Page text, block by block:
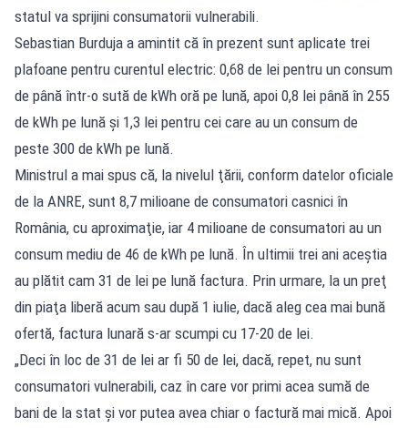
statul va sprijini consumatorii vulnerabili.
Sebastian Burduja a amintit că în prezent sunt aplicate trei
plafoane pentru curentul electric: 0,68 de lei pentru un consum
de până într-o sută de kWh oră pe lună, apoi 0,8 lei până în 255
de kWh pe lună şi 1,3 lei pentru cei care au un consum de
peste 300 de kWh pe lună.
Ministrul a mai spus că, la nivelul ţării, conform datelor oficiale
de la ANRE, sunt 8,7 milioane de consumatori casnici în
România, cu aproximaţie, iar 4 milioane de consumatori au un
consum mediu de 46 de kWh pe lună. În ultimii trei ani aceștia
au plătit cam 31 de lei pe lună factura. Prin urmare, la un preţ
din piaţa liberă acum sau după 1 iulie, dacă aleg cea mai bună
ofertă, factura lunară s-ar scumpi cu 17-20 de lei.
„Deci în loc de 31 de lei ar fi 50 de lei, dacă, repet, nu sunt
consumatori vulnerabili, caz în care vor primi acea sumă de
bani de la stat şi vor putea avea chiar o factură mai mică. Apoi